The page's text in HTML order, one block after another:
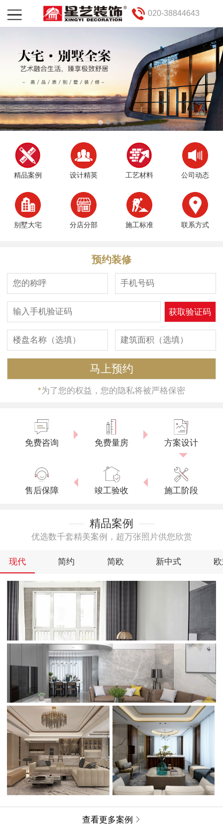
020-38844643
精品案例 设计精英 工艺材料 公司动态
别墅大宅 分店分部 施工标准 联系方式
预约装修
*为了您的权益，您的隐私将被严格保密
免费咨询 免费量房 方案设计
售后保障 竣工验收 施工阶段
精品案例
优选数千套精美案例，超万张照片供您欣赏
现代 简约 简欧 新中式
查看更多案例 